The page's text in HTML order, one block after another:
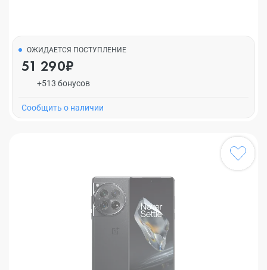
ОЖИДАЕТСЯ ПОСТУПЛЕНИЕ
51 290₽
+513 бонусов
Cообщить о наличии